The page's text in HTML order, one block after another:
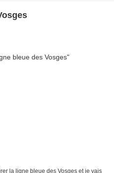
la ligne bleue des Vosges et je vais